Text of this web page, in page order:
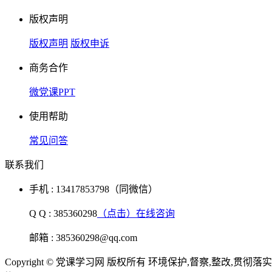
版权声明
版权声明 版权申诉
商务合作
微党课PPT
使用帮助
常见问答
联系我们
手机 : 13417853798（同微信）
Q Q : 385360298 （点击）在线咨询
邮箱 : 385360298@qq.com
Copyright © 党课学习网 版权所有 环境保护,督察,整改,贯彻落